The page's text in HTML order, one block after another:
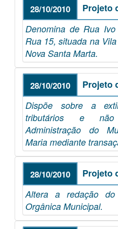
28/10/2010 Projeto
Denomina de Rua
Rua 15, situada na
Nova Santa Marta.
28/10/2010 Projeto
Dispõe sobre a
tributários e
Administração do
Maria mediante
28/10/2010 Projeto
Altera a redação
Orgânica Municipal.